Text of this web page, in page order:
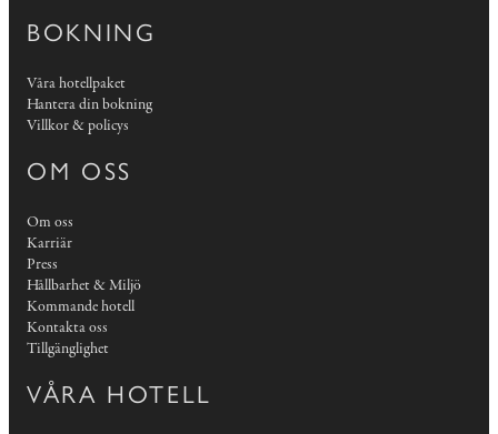
BOKNING
Våra hotellpaket
Hantera din bokning
Villkor & policys
OM OSS
Om oss
Karriär
Press
Hållbarhet & Miljö
Kommande hotell
Kontakta oss
Tillgänglighet
VÅRA HOTELL